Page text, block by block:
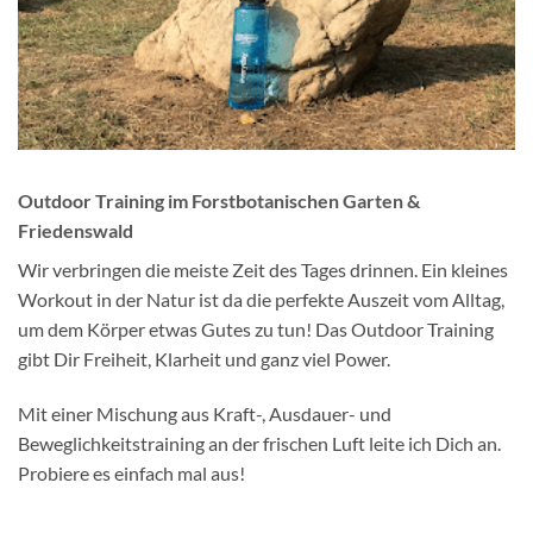
Outdoor Training im Forstbotanischen Garten &
Friedenswald
Wir verbringen die meiste Zeit des Tages drinnen. Ein kleines
Workout in der Natur ist da die perfekte Auszeit vom Alltag,
um dem Körper etwas Gutes zu tun! Das Outdoor Training
gibt Dir Freiheit, Klarheit und ganz viel Power.
Mit einer Mischung aus Kraft-, Ausdauer- und
Beweglichkeitstraining an der frischen Luft leite ich Dich an.
Probiere es einfach mal aus!